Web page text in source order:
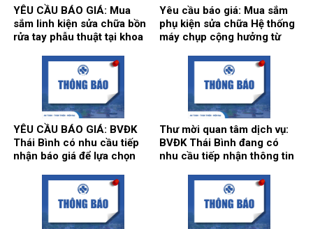
YÊU CẦU BÁO GIÁ: Mua
sắm linh kiện sửa chữa bồn
rửa tay phẫu thuật tại khoa
sức tích cực – Chống độc.
Yêu cầu báo giá: Mua sắm
phụ kiện sửa chữa Hệ thống
máy chụp cộng hưởng từ
Siemens tại Trung tâm
Chẩn đoán hình ảnh và Điện
quang can thiệp.
YÊU CẦU BÁO GIÁ: BVĐK
Thái Bình có nhu cầu tiếp
nhận báo giá để lựa chọn
hoạt động của Nhà thuốc
Bệnh viện bổ sung năm
Thư mời quan tâm dịch vụ:
BVĐK Thái Bình đang có
nhu cầu tiếp nhận thông tin
năng, kỹ thuật, tiêu chuẩn
chất lượng và giá kế hoạch
của gói thầy cung cấp phần
mềm tổng thể Bệnh viện.